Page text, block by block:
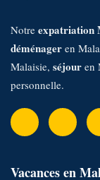
Notre expatriation
déménager en
Malaisie, séjour en
personnelle.
Vacances en